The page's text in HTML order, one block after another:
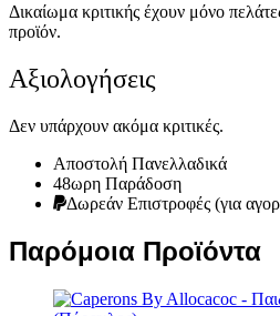
Δικαίωμα κριτικής έχουν μόνο
προϊόν.
Αξιολογήσεις
Δεν υπάρχουν ακόμα κριτικές.
Αποστολή Πανελλαδικά
48ωρη Παράδοση
Δωρεάν Eπιστροφές (για
Παρόμοια Προϊόντα